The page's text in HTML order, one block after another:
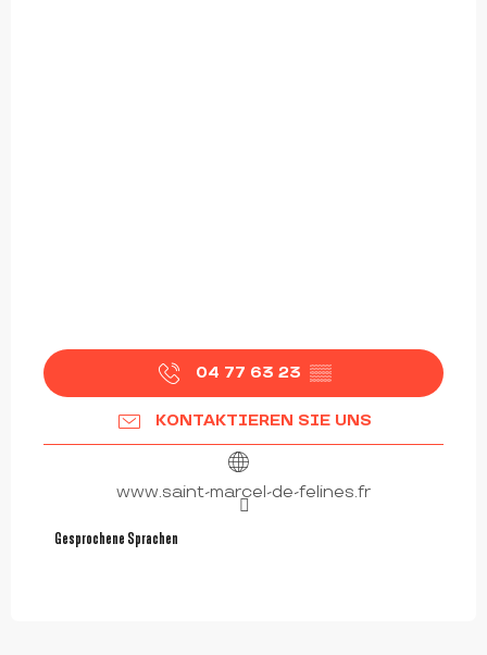
04 77 63 23 ▒▒
KONTAKTIEREN SIE UNS
www.saint-marcel-de-felines.fr
Gesprochene Sprachen
Gesprochene Sprachen